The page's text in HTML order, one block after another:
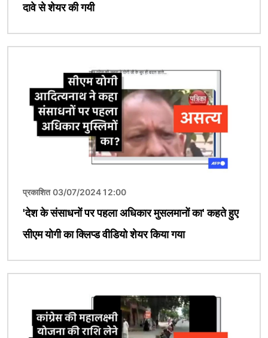
दावे से शेयर की गयी
प्रकाशित 03/07/2024 12:00
'देश के संसाधनों पर पहला अधिकार मुसलमानों का' कहते हुए
सीएम योगी का क्लिप्ड वीडियो शेयर किया गया